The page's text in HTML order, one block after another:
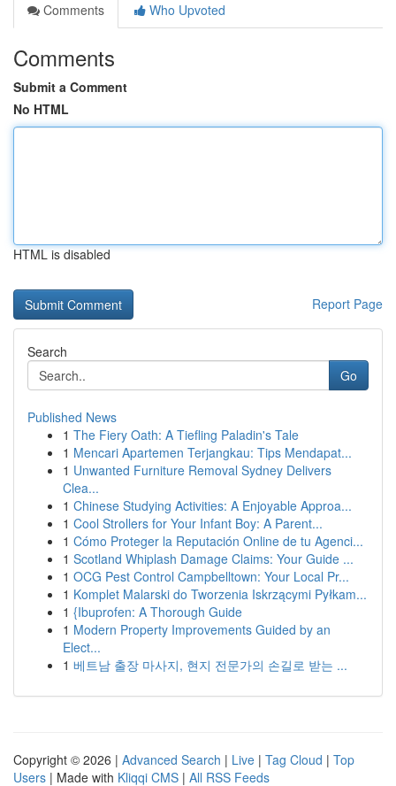
Comments
Who Upvoted
Comments
Submit a Comment
No HTML
HTML is disabled
Report Page
Search
Go
Published News
1 The Fiery Oath: A Tiefling Paladin's Tale
1 Mencari Apartemen Terjangkau: Tips Mendapat...
1 Unwanted Furniture Removal Sydney Delivers
Clea...
1 Chinese Studying Activities: A Enjoyable Approa...
1 Cool Strollers for Your Infant Boy: A Parent...
1 Cómo Proteger la Reputación Online de tu Agenci...
1 Scotland Whiplash Damage Claims: Your Guide ...
1 OCG Pest Control Campbelltown: Your Local Pr...
1 Komplet Malarski do Tworzenia Iskrzącymi Pyłkam...
1 {Ibuprofen: A Thorough Guide
1 Modern Property Improvements Guided by an
Elect...
1 베트남 출장 마사지, 현지 전문가의 손길로 받는 ...
Copyright © 2026 | Advanced Search | Live | Tag Cloud | Top
Users | Made with Kliqqi CMS | All RSS Feeds